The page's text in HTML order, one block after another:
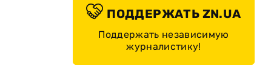
ПОДДЕРЖАТЬ ZN.UA
Поддержать независимую
журналистику!